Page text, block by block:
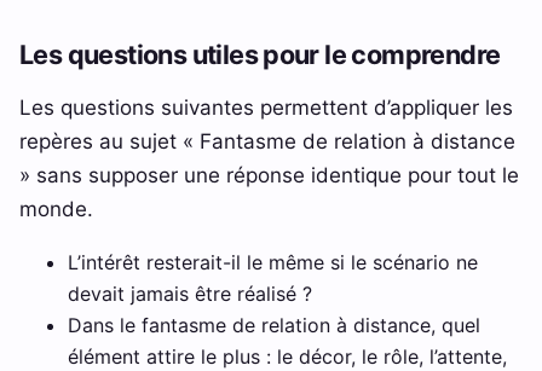
Les questions utiles pour le comprendre
Les questions suivantes permettent d’appliquer les
repères au sujet « Fantasme de relation à distance
» sans supposer une réponse identique pour tout le
monde.
L’intérêt resterait-il le même si le scénario ne
devait jamais être réalisé ?
Dans le fantasme de relation à distance, quel
élément attire le plus : le décor, le rôle, l’attente,